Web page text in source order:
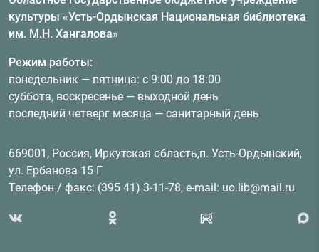
культуры «Усть-Ордынская Национальная библиотека
им. М.Н. Хангалова»
Режим работы:
понедельник — пятница: с 9:00 до 18:00
суббота, воскресенье — выходной день
последний четверг месяца — санитарный день
669001, Россия, Иркутская область,п. Усть-Ордынский,
ул. Ербанова 15 Г
Телефон / факс: (395 41) 3-11-78, e-mail: uo.lib@mail.ru